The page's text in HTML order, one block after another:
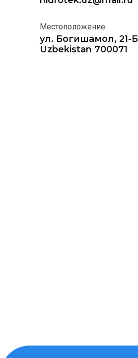
Местоположение
ул. Богишамол, 21-
Uzbekistan 700071